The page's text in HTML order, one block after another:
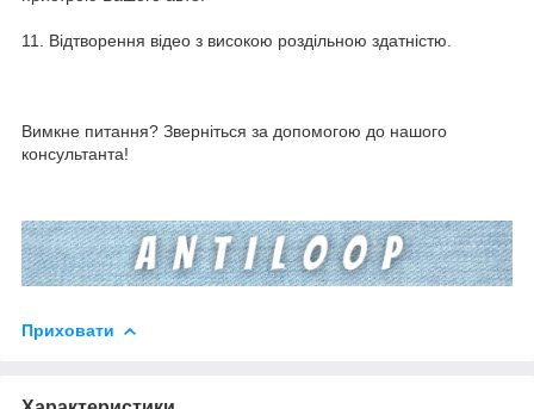
11. Відтворення відео з високою роздільною здатністю.
Вимкне питання? Зверніться за допомогою до нашого
консультанта!
Приховати